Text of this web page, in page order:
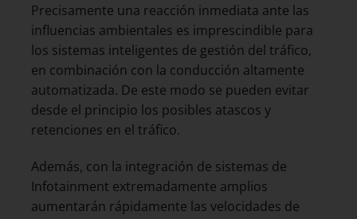
Precisamente una reacción inmediata ante las
influencias ambientales es imprescindible para
los sistemas inteligentes de gestión del tráfico,
en combinación con la conducción altamente
automatizada. De este modo se pueden evitar
desde el principio los posibles atascos y
retenciones en el tráfico.
Además, con la integración de sistemas de
Infotainment extremadamente amplios
aumentarán rápidamente las velocidades de